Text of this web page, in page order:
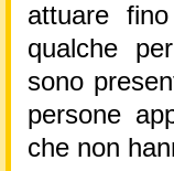
attuare
qualche
sono
persone
che non